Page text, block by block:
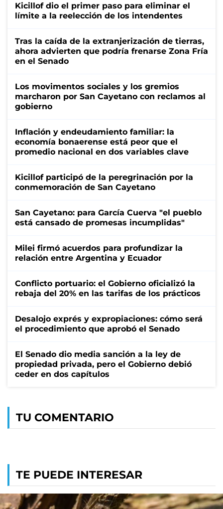
Kicillof dio el primer paso para eliminar el
límite a la reelección de los intendentes
Tras la caída de la extranjerización de tierras,
ahora advierten que podría frenarse Zona Fría
en el Senado
Los movimentos sociales y los gremios
marcharon por San Cayetano con reclamos al
gobierno
Inflación y endeudamiento familiar: la
economía bonaerense está peor que el
promedio nacional en dos variables clave
Kicillof participó de la peregrinación por la
conmemoración de San Cayetano
San Cayetano: para García Cuerva "el pueblo
está cansado de promesas incumplidas"
Milei firmó acuerdos para profundizar la
relación entre Argentina y Ecuador
Conflicto portuario: el Gobierno oficializó la
rebaja del 20% en las tarifas de los prácticos
Desalojo exprés y expropiaciones: cómo será
el procedimiento que aprobó el Senado
El Senado dio media sanción a la ley de
propiedad privada, pero el Gobierno debió
ceder en dos capítulos
TU COMENTARIO
TE PUEDE INTERESAR